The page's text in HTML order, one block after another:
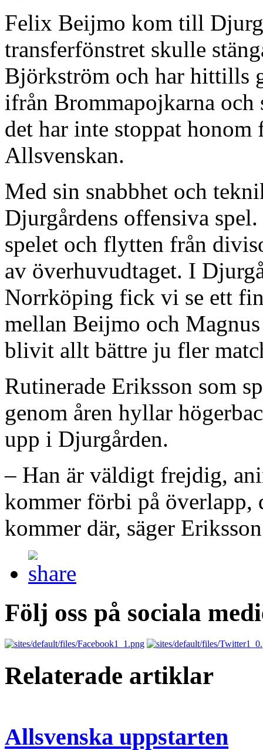
Felix Beijmo kom till
transferfönstret skulle
Björkström och har hittills
ifrån Brommapojkarna
det har inte stoppat
Allsvenskan.
Med sin snabbhet och
Djurgårdens offensiva
spelet och flytten från
av överhuvudtaget. I
Norrköping fick vi se ett
mellan Beijmo och
blivit allt bättre ju fler
Rutinerade Eriksson som
genom åren hyllar
upp i Djurgården.
– Han är väldigt frejdig,
kommer förbi på överlapp,
kommer där, säger
Följ oss på sociala
Relaterade artiklar
Allsvenska uppstarten